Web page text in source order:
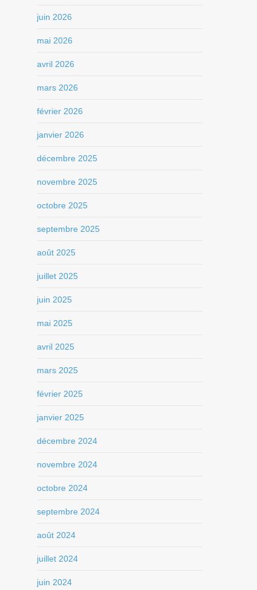
juin 2026
mai 2026
avril 2026
mars 2026
février 2026
janvier 2026
décembre 2025
novembre 2025
octobre 2025
septembre 2025
août 2025
juillet 2025
juin 2025
mai 2025
avril 2025
mars 2025
février 2025
janvier 2025
décembre 2024
novembre 2024
octobre 2024
septembre 2024
août 2024
juillet 2024
juin 2024